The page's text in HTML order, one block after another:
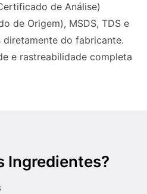
de Análise)
de Origem), MSDS, TDS e
do fabricante.
e rastreabilidade completa
Ingredientes?